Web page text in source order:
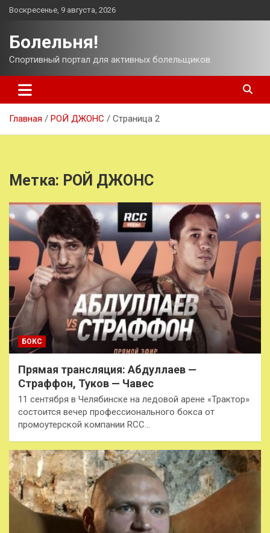
Перейти
Воскресенье, 9 августа, 2026
Болельня!
Спортивный портал для активных болельщиков.
Главная РОЙ ДЖОНС Страница 2
Метка: РОЙ ДЖОНС
БОКС
Прямая трансляция: Абдуллаев —
Страффон, Туков — Чавес
11 сентября в Челябинске на ледовой арене «Трактор»
состоится вечер профессионального бокса от
промоутерской компании RCC…